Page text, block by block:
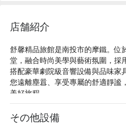
店舗紹介
舒馨精品旅館是南投市的摩鐵。位
堂，融合時尚美學與藝術氛圍，採
搭配豪華劇院級音響設備與品味家
您遠離塵囂、享受專屬的舒適靜謐
美好旅程。
舒馨精品旅館評價：Google 4.4 星
舒馨精品旅館推薦：提供 24 小時
您輕鬆入住。
その他設備